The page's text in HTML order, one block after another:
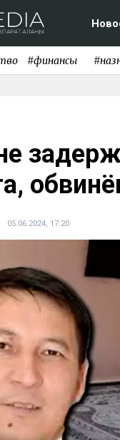
#финансы
05.06.2024, 17:20